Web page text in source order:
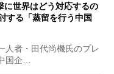
世界はどう対応するの
る「蒸留を行う中国
者・田代尚機氏のプレ
国企…